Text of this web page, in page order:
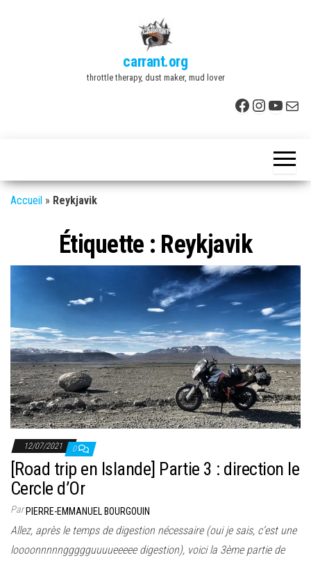
carrant.org
throttle therapy, dust maker, mud lover
Facebook
E-
Accueil » Reykjavik
Étiquette : Reykjavik
12/07/2021 0
[Road trip en Islande] Partie 3 : direction le
Cercle d’Or
ParPIERRE-EMMANUEL BOURGOUIN
Allez, après le temps de digestion nécessaire (oui je sais, c’est une
loooonnnnnggggguuuueeeee digestion), voici la 3ème partie de